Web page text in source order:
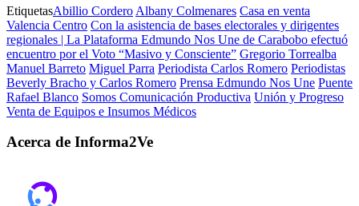
EtiquetasAbillio Cordero Albany Colmenares Casa en venta
Valencia Centro Con la asistencia de bases electorales y dirigentes
regionales | La Plataforma Edmundo Nos Une de Carabobo efectuó
encuentro por el Voto “Masivo y Consciente” Gregorio Torrealba
Manuel Barreto Miguel Parra Periodista Carlos Romero Periodistas
Beverly Bracho y Carlos Romero Prensa Edmundo Nos Une Puente
Rafael Blanco Somos Comunicación Productiva Unión y Progreso
Venta de Equipos e Insumos Médicos
Acerca de Informa2Ve